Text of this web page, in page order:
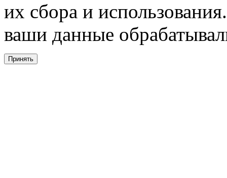
их сбора и
ваши данные
Принять